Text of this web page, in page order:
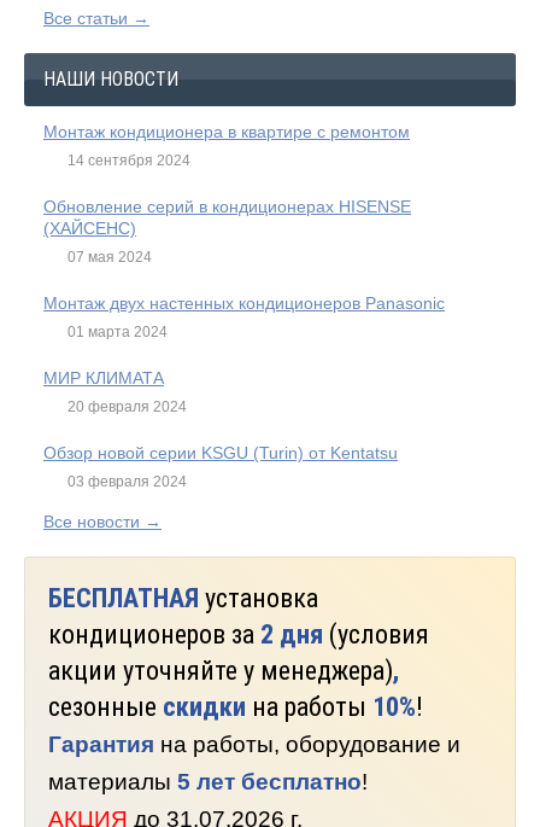
Все статьи →
НАШИ НОВОСТИ
Монтаж кондиционера в квартире с ремонтом
14 сентября 2024
Обновление серий в кондиционерах HISENSE
(ХАЙСЕНС)
07 мая 2024
Монтаж двух настенных кондиционеров Panasonic
01 марта 2024
МИР КЛИМАТА
20 февраля 2024
Обзор новой серии KSGU (Turin) от Kentatsu
03 февраля 2024
Все новости →
БЕСПЛАТНАЯ установка
кондиционеров за 2 дня (условия
акции уточняйте у менеджера),
сезонные скидки на работы 10%!
Гарантия на работы, оборудование и
материалы 5 лет бесплатно!
АКЦИЯ до 31.07.2026 г.